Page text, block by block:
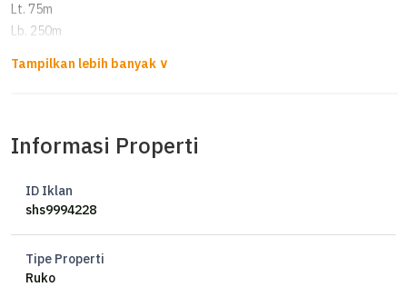
Lt. 75m
Lb. 250m
Hadap utara
SHM
CN
Informasi Properti
ID Iklan
shs9994228
Tipe Properti
Ruko